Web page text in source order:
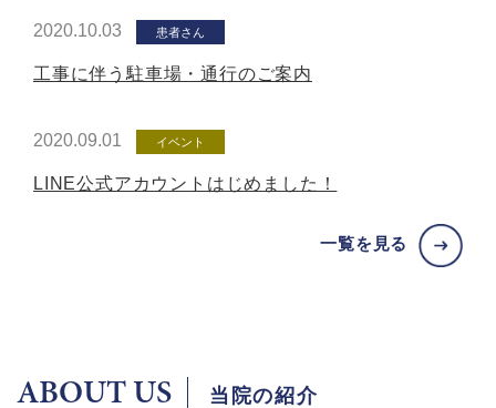
2020.10.03 患者さん
工事に伴う駐車場・通行のご案内
2020.09.01 イベント
LINE公式アカウントはじめました！
一覧を見る
ABOUT US 当院の紹介